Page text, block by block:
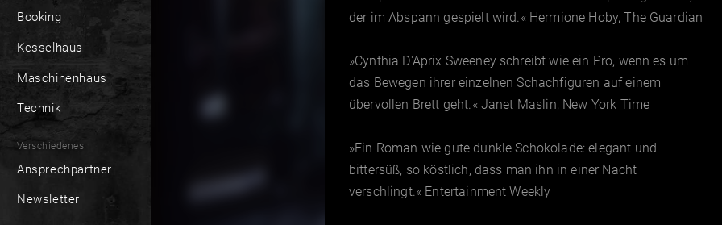
Booking
Kesselhaus
Maschinenhaus
Technik
Verschiedenes
Ansprechpartner
Newsletter
der im Abspann gespielt wird.« Hermione Hoby, The Guardian
»Cynthia D'Aprix Sweeney schreibt wie ein Pro, wenn es um
das Bewegen ihrer einzelnen Schachfiguren auf einem
übervollen Brett geht.« Janet Maslin, New York Time
»Ein Roman wie gute dunkle Schokolade: elegant und
bittersüß, so köstlich, dass man ihn in einer Nacht
verschlingt.« Entertainment Weekly